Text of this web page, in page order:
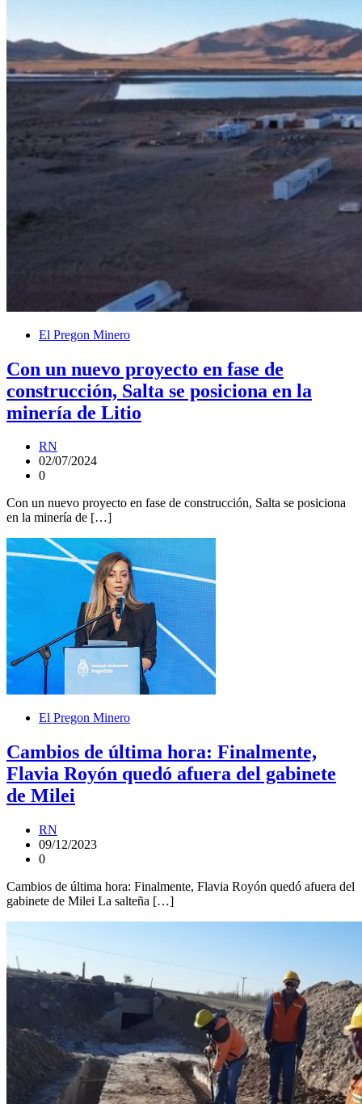
El Pregon Minero
Con un nuevo proyecto en fase de
construcción, Salta se posiciona en la
minería de Litio
RN
02/07/2024
0
Con un nuevo proyecto en fase de construcción, Salta se posiciona
en la minería de […]
El Pregon Minero
Cambios de última hora: Finalmente,
Flavia Royón quedó afuera del gabinete
de Milei
RN
09/12/2023
0
Cambios de última hora: Finalmente, Flavia Royón quedó afuera del
gabinete de Milei La salteña […]